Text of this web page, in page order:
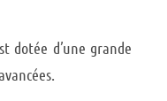
dotée d’une grande